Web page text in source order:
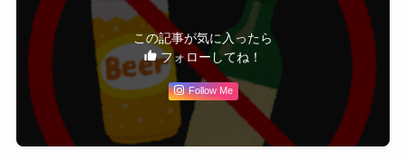
この記事が気に入ったら
フォローしてね！
Follow Me